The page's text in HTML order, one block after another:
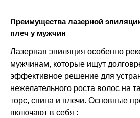
Преимущества лазерной
плеч у мужчин
Лазерная эпиляция особенно
мужчинам, которые ищут
эффективное решение для
нежелательного роста волос на
торс, спина и плечи. Основные
включают в себя :